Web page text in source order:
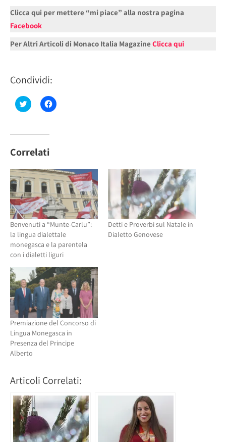
Clicca qui per mettere “mi piace” alla nostra pagina
Facebook
Per Altri Articoli di Monaco Italia Magazine Clicca qui
Condividi:
Fai
clic
su
(Si
apre
una
nuova
finestra)
Fai
clic
nuova
finestra)
Correlati
Benvenuti a “Munte-Carlu”:
la lingua dialettale
monegasca e la parentela
con i dialetti liguri
Detti e Proverbi sul Natale in
Dialetto Genovese
Premiazione del Concorso di
Lingua Monegasca in
Presenza del Principe
Alberto
Articoli Correlati: